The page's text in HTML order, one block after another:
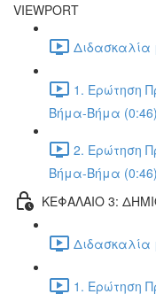
VIEWPORT
Διδασκαλία
1. Ερώτηση
Βήμα-Βήμα (0:46)
2. Ερώτηση
Βήμα-Βήμα (0:46)
ΚΕΦΑΛΑΙΟ 3:
Διδασκαλία
1. Ερώτηση